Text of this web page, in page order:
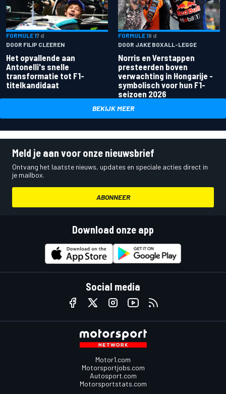
FORMULE 17 d
DOOR FILIP CLEEREN
Het opvallende aan
Antonelli's snelle
transformatie tot F1-
titelkandidaat
FORMULE 19 d
DOOR JAKE BOXALL-LEGGE
Norris en Verstappen
presteerden boven
verwachting in Hongarije -
symbolisch voor hun F1-
seizoen 2026
BEKIJK MEER
Meld je aan voor onze nieuwsbrief
Ontvang het laatste nieuws, updates en speciale acties direct in
je mailbox.
ABONNEER
Download onze app
Social media
Motor1.com
Motorsportjobs.com
Autosport.com
Motorsportstats.com